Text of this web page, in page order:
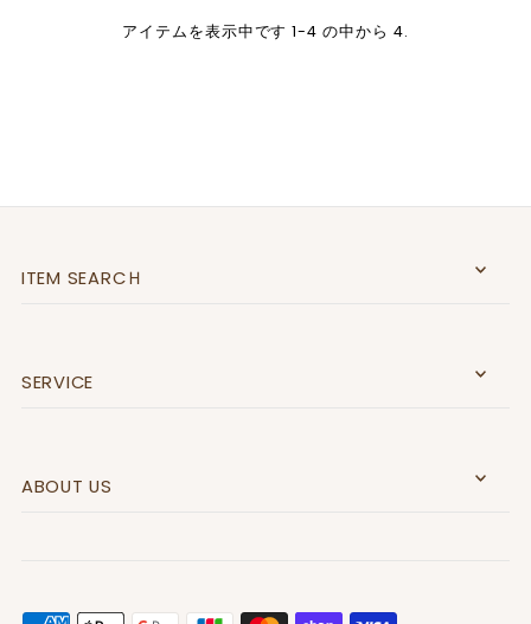
アイテムを表示中です 1-4 の中から 4.
ITEM SEARCＨ
SERVICE
ABOUT US